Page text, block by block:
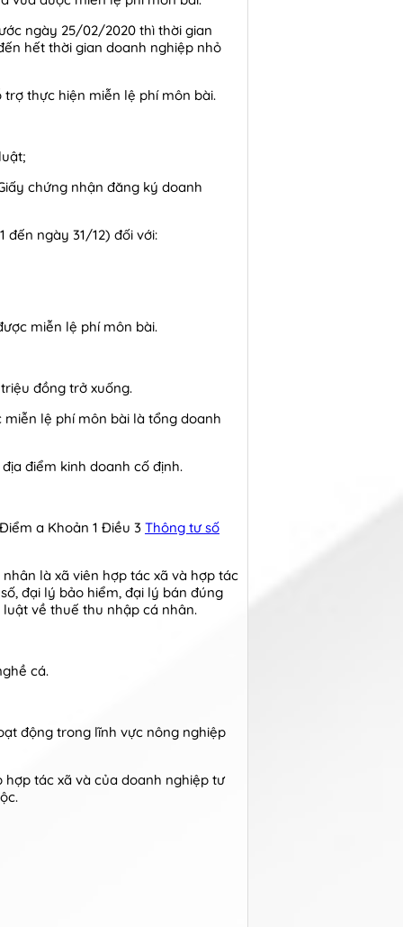
ngày 25/02/2020 thì thời gian
hết thời gian doanh nghiệp nhỏ
thực hiện miễn lệ phí môn bài.
chứng nhận đăng ký doanh
ngày 31/12) đối với:
miễn lệ phí môn bài.
đồng trở xuống.
lệ phí môn bài là tổng doanh
điểm kinh doanh cố định.
a Khoản 1 Điều 3 Thông tư số
là xã viên hợp tác xã và hợp tác
đại lý bảo hiểm, đại lý bán đúng
về thuế thu nhập cá nhân.
cá.
động trong lĩnh vực nông nghiệp
hợp tác xã và của doanh nghiệp tư